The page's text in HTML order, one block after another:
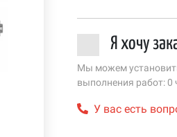
Я хочу
Мы можем
выполнения работ: 0
У вас есть